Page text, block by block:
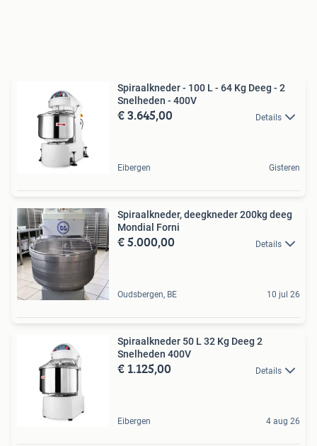
Spiraalkneder - 100 L - 64 Kg Deeg - 2
Snelheden - 400V
€ 3.645,00 Details
Eibergen Gisteren
Spiraalkneder, deegkneder 200kg deeg
Mondial Forni
€ 5.000,00 Details
Oudsbergen, BE 10 jul 26
Spiraalkneder 50 L 32 Kg Deeg 2
Snelheden 400V
€ 1.125,00 Details
Eibergen 4 aug 26